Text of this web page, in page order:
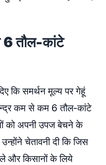
तौल-कांटे
कि समर्थन मूल्य पर गेहूं
कम से कम 6 तौल-कांटे
को अपनी उपज बेचने के
चेतावनी दी कि जिस
और किसानों के लिये